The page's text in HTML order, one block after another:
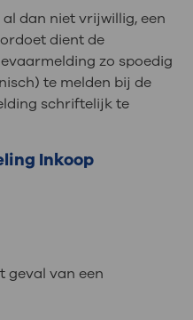
dan niet vrijwillig, een
dient de
zo spoedig
te melden bij de
schriftelijk te
Inkoop
geval van een